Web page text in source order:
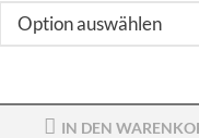
IN DEN